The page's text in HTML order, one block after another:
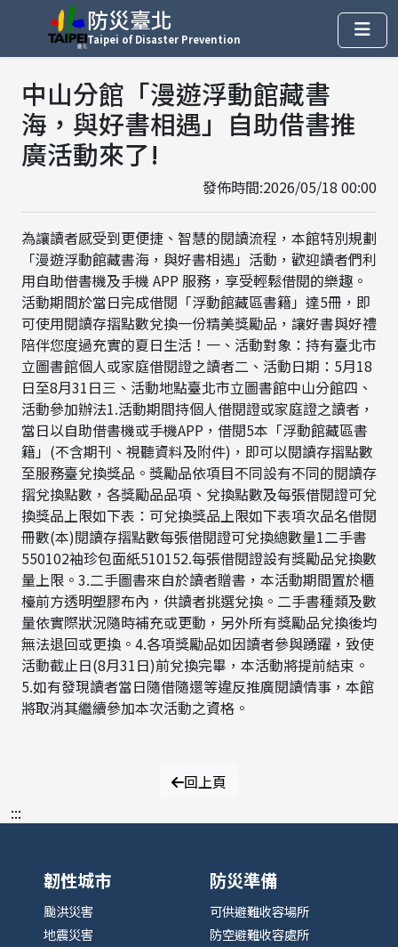
防災臺北
Taipei of Disaster Prevention
中山分館「漫遊浮動館藏書
海，與好書相遇」自助借書推
廣活動來了!
發佈時間:2026/05/18 00:00
為讓讀者感受到更便捷、智慧的閱讀流程，本館特別規劃
「漫遊浮動館藏書海，與好書相遇」活動，歡迎讀者們利
用自助借書機及手機 APP 服務，享受輕鬆借閱的樂趣。
活動期間於當日完成借閱「浮動館藏區書籍」達5冊，即
可使用閱讀存摺點數兌換一份精美獎勵品，讓好書與好禮
陪伴您度過充實的夏日生活！一、活動對象：持有臺北市
立圖書館個人或家庭借閱證之讀者二、活動日期：5月18
日至8月31日三、活動地點臺北市立圖書館中山分館四、
活動參加辦法1.活動期間持個人借閱證或家庭證之讀者，
當日以自助借書機或手機APP，借閱5本「浮動館藏區書
籍」(不含期刊、視聽資料及附件)，即可以閱讀存摺點數
至服務臺兌換獎品。獎勵品依項目不同設有不同的閱讀存
摺兌換點數，各獎勵品品項、兌換點數及每張借閱證可兌
換獎品上限如下表：可兌換獎品上限如下表項次品名借閱
冊數(本)閱讀存摺點數每張借閱證可兌換總數量1二手書
550102袖珍包面紙510152.每張借閱證設有獎勵品兌換數
量上限。3.二手圖書來自於讀者贈書，本活動期間置於櫃
檯前方透明塑膠布內，供讀者挑選兌換。二手書種類及數
量依實際狀況隨時補充或更動，另外所有獎勵品兌換後均
無法退回或更換。4.各項獎勵品如因讀者參與踴躍，致使
活動截止日(8月31日)前兌換完畢，本活動將提前結束。
5.如有發現讀者當日隨借隨還等違反推廣閱讀情事，本館
將取消其繼續參加本次活動之資格。
回上頁
:::
韌性城市
颱洪災害
地震災害
防災準備
可供避難收容場所
防空避難收容處所